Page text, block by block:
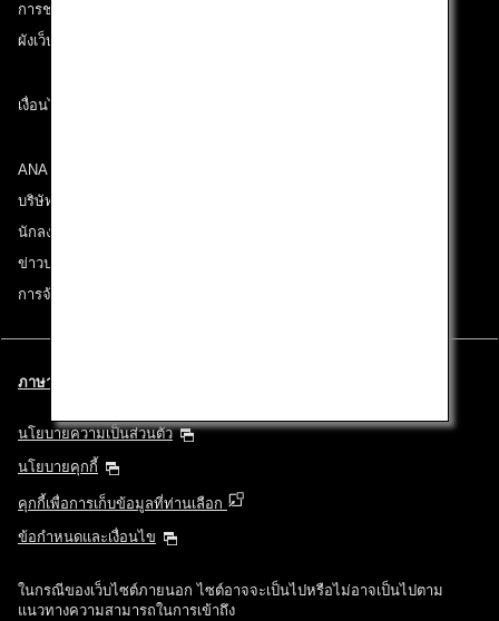
การช่วยเหลือด้านเทคนิค (ความสามารถในการเข้าถึง)
ผังเว็บไซต์
เงื่อนไขการขนส่ง
ANA Group
บริษัทในเครือ
นักลงทุนสัมพันธ์
ข่าวประชาสัมพันธ์
การจ้างงาน
ภาษาไทย l Thailand (เลือกเมืองและภาษาของท่าน)
นโยบายความเป็นส่วนตัว
นโยบายคุกกี้
คุกกี้เพื่อการเก็บข้อมูลที่ท่านเลือก
ข้อกำหนดและเงื่อนไข
ในกรณีของเว็บไซต์ภายนอก ไซต์อาจจะเป็นไปหรือไม่อาจเป็นไปตาม
แนวทางความสามารถในการเข้าถึง